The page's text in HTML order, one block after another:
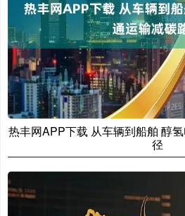
热丰网APP下载 从车辆到船舶 醇
径